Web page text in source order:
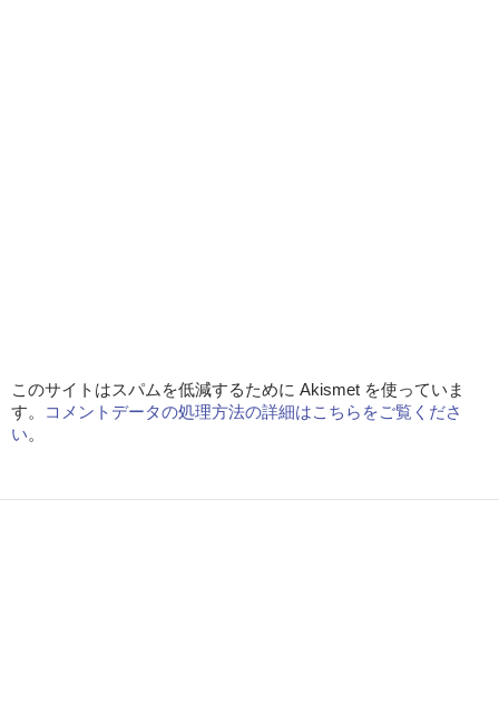
このサイトはスパムを低減するために Akismet を使っていま
す。
コメントデータの処理方法の詳細はこちらをご覧くださ
い。